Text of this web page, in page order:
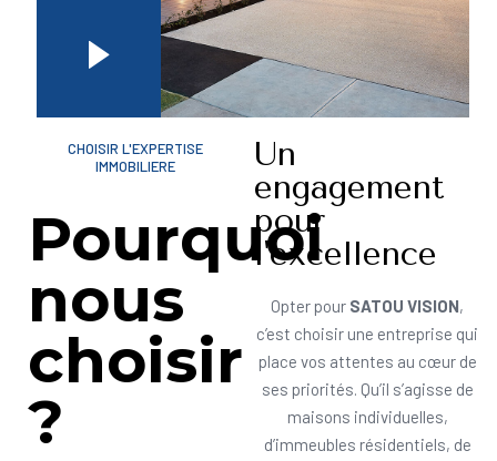
CHOISIR L'EXPERTISE
IMMOBILIERE
Pourquoi
nous
choisir
?
Un
engagement
pour
l'excellence
Opter pour SATOU VISION,
c’est choisir une entreprise qui
place vos attentes au cœur de
ses priorités. Qu’il s’agisse de
maisons individuelles,
d’immeubles résidentiels, de